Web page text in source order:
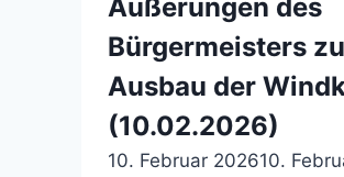
Äußerungen des
Bürgermeisters
Ausbau der
(10.02.2026)
10. Februar 202610.